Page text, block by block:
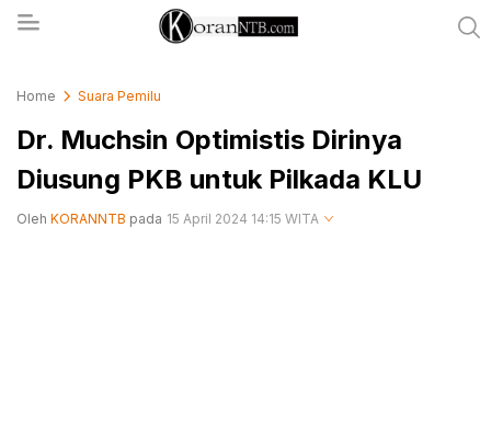
Home Suara Pemilu
Dr. Muchsin Optimistis Dirinya
Diusung PKB untuk Pilkada KLU
Oleh KORANNTB pada 15 April 2024 14:15 WITA